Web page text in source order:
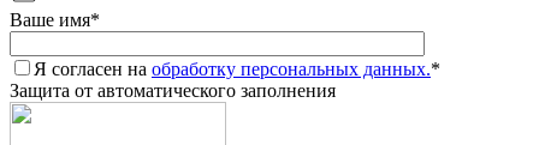
Ваше имя*
Я согласен на обработку персональных данных.*
Защита от автоматического заполнения